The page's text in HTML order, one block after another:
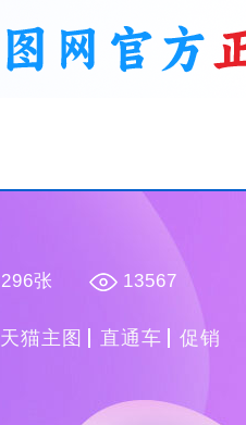
296张 13567
天猫主图 直通车 促销